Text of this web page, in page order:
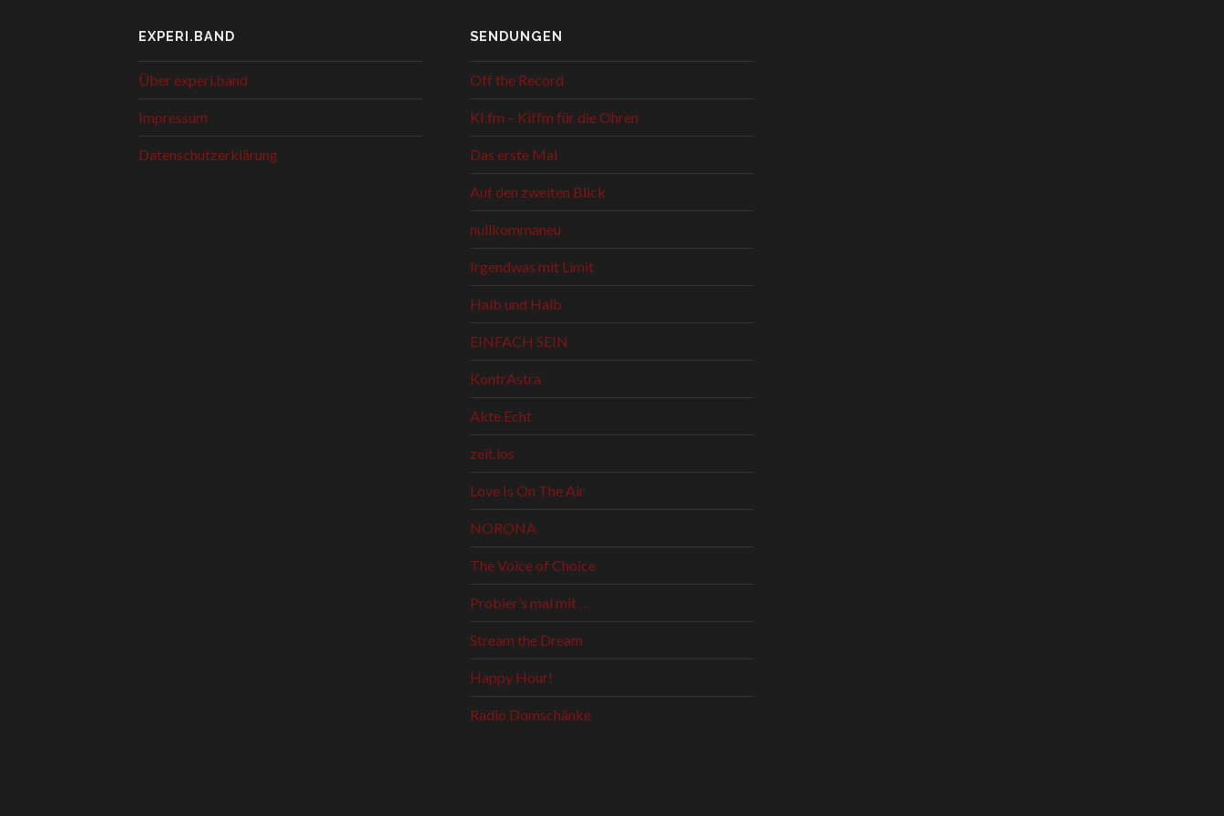
EXPERI.BAND
Über experi.band
Impressum
Datenschutzerklärung
SENDUNGEN
Off the Record
KI.fm – Kiffm für die Ohren
Das erste Mal
Auf den zweiten Blick
nullkommaneu
Irgendwas mit Limit
Halb und Halb
EINFACH SEIN
KontrAstra
Akte Echt
zeit.los
Love Is On The Air
NORONA
The Voice of Choice
Probier’s mal mit …
Stream the Dream
Happy Hour!
Radio Domschänke